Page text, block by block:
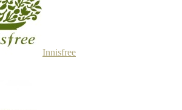
Innisfree